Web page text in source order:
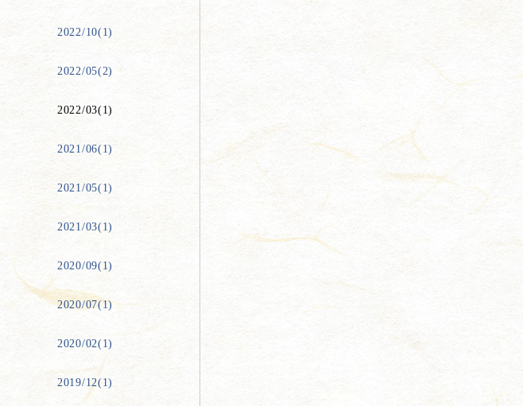
2022/10(1)
2022/05(2)
2022/03(1)
2021/06(1)
2021/05(1)
2021/03(1)
2020/09(1)
2020/07(1)
2020/02(1)
2019/12(1)